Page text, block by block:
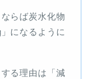
らば炭水化物
になるように
る理由は「減